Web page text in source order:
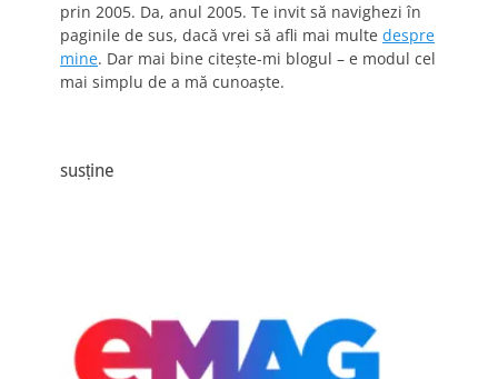
prin 2005. Da, anul 2005. Te invit să navighezi în
paginile de sus, dacă vrei să afli mai multe despre
mine. Dar mai bine citește-mi blogul – e modul cel
mai simplu de a mă cunoaște.
susține